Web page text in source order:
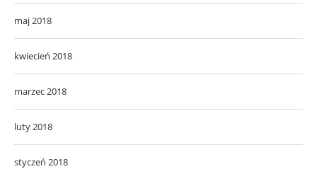
maj 2018
kwiecień 2018
marzec 2018
luty 2018
styczeń 2018